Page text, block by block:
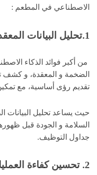
الاصطناعي في المطعم :
1.تحليل البيانات المعقدة
من أكبر فوائد الذكاء
الضخمة و المعقدة، و كشف
تقديم رؤى أساسية، مع
حيث يساعد تحليل
السلامة و الجودة قبل
جداول التوظيف.
2. تحسين كفاءة